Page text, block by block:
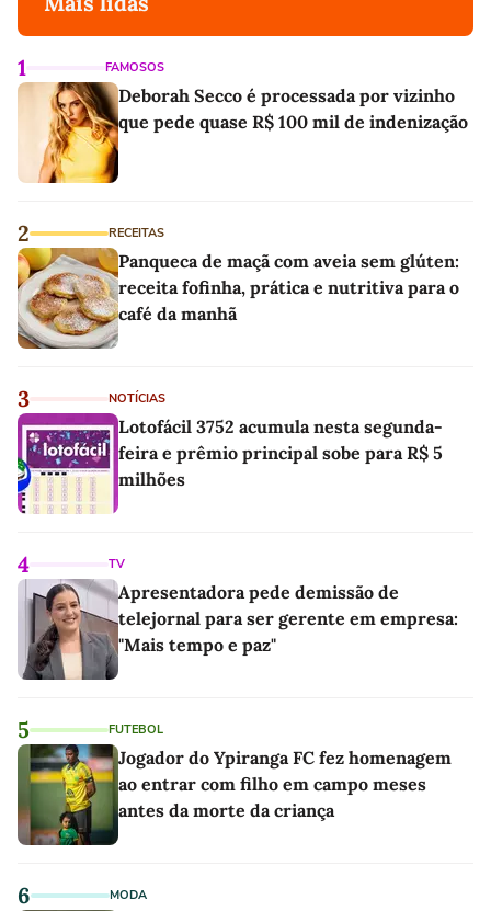
1 FAMOSOS
Deborah Secco é processada por vizinho
que pede quase R$ 100 mil de indenização
2 RECEITAS
Panqueca de maçã com aveia sem glúten:
receita fofinha, prática e nutritiva para o
café da manhã
3 NOTÍCIAS
Lotofácil 3752 acumula nesta segunda-
feira e prêmio principal sobe para R$ 5
milhões
4 TV
Apresentadora pede demissão de
telejornal para ser gerente em empresa:
"Mais tempo e paz"
5 FUTEBOL
Jogador do Ypiranga FC fez homenagem
ao entrar com filho em campo meses
antes da morte da criança
6 MODA